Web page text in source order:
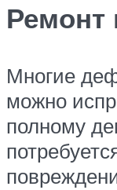
Ремонт
Многие
можно
полному